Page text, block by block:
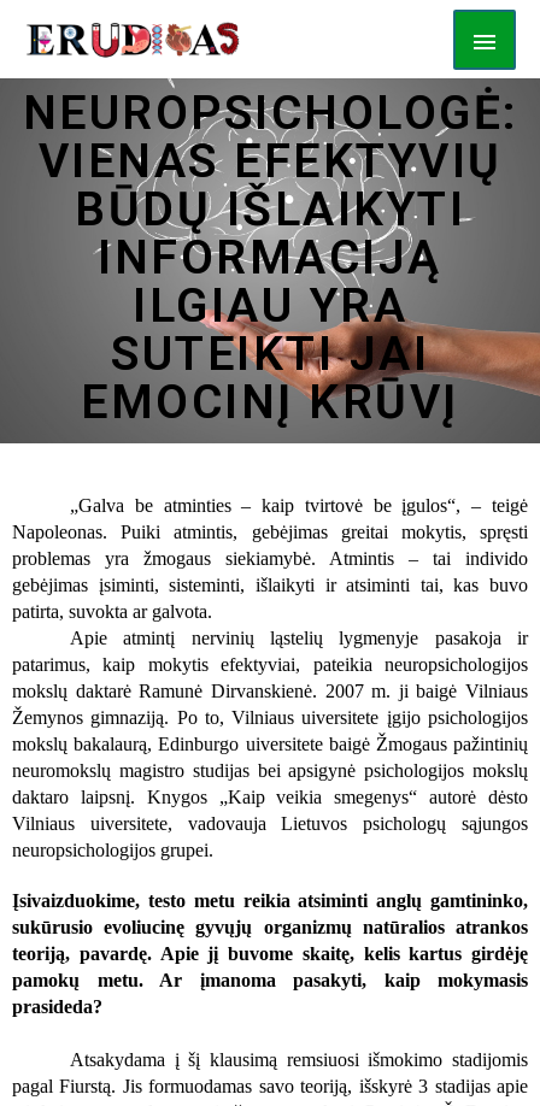
NEUROPSICHOLOGĖ:
VIENAS EFEKTYVIŲ
BŪDŲ IŠLAIKYTI
INFORMACIJĄ
ILGIAU YRA
SUTEIKTI JAI
EMOCINĮ KRŪVĮ
„Galva be atminties – kaip tvirtovė be įgulos“, – teigė
Napoleonas. Puiki atmintis, gebėjimas greitai mokytis, spręsti
problemas yra žmogaus siekiamybė. Atmintis – tai individo
gebėjimas įsiminti, sisteminti, išlaikyti ir atsiminti tai, kas buvo
patirta, suvokta ar galvota.
Apie atmintį nervinių ląstelių lygmenyje pasakoja ir
patarimus, kaip mokytis efektyviai, pateikia neuropsichologijos
mokslų daktarė Ramunė Dirvanskienė. 2007 m. ji baigė Vilniaus
Žemynos gimnaziją. Po to, Vilniaus uiversitete įgijo psichologijos
mokslų bakalaurą, Edinburgo uiversitete baigė Žmogaus pažintinių
neuromokslų magistro studijas bei apsigynė psichologijos mokslų
daktaro laipsnį. Knygos „Kaip veikia smegenys“ autorė dėsto
Vilniaus uiversitete, vadovauja Lietuvos psichologų sąjungos
neuropsichologijos grupei.
Įsivaizduokime, testo metu reikia atsiminti anglų gamtininko,
sukūrusio evoliucinę gyvųjų organizmų natūralios atrankos
teoriją, pavardę. Apie jį buvome skaitę, kelis kartus girdėję
pamokų metu. Ar įmanoma pasakyti, kaip mokymasis
prasideda?
Atsakydama į šį klausimą remsiuosi išmokimo stadijomis
pagal Fiurstą. Jisformuodamas savo teoriją, išskyrė 3 stadijas apie